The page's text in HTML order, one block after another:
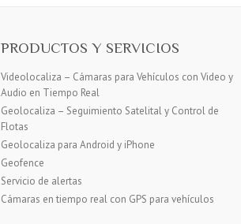
PRODUCTOS Y SERVICIOS
Videolocaliza – Cámaras para Vehículos con Video y
Audio en Tiempo Real
Geolocaliza – Seguimiento Satelital y Control de
Flotas
Geolocaliza para Android y iPhone
Geofence
Servicio de alertas
Cámaras en tiempo real con GPS para vehículos